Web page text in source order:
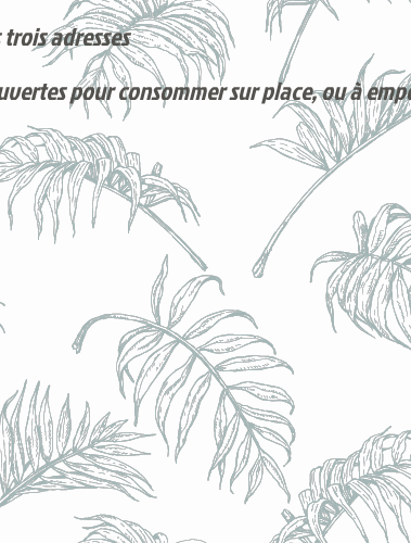
adresses
pour consommer sur place, ou à e